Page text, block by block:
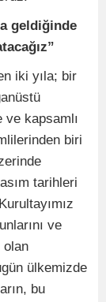
geldiğinde
iki yıla; bir
ve kapsamlı
biri
tarihleri
ve
olan
ülkemizde
bu